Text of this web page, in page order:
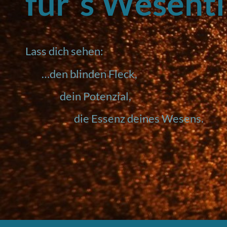
Lass dich sehen:
…den blinden Fleck,
dein Potenzial,
die Essenz deines Wesens.